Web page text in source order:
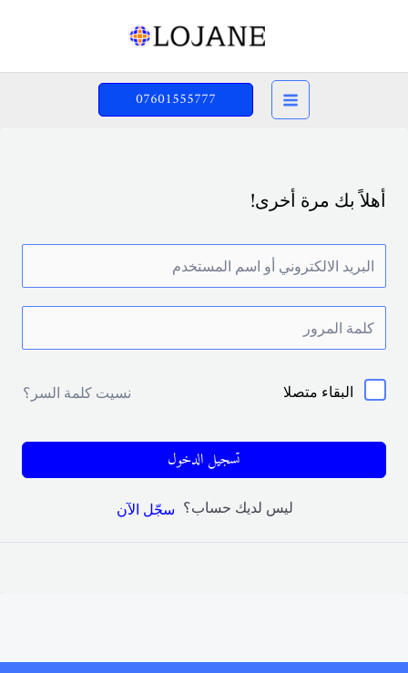
07601555777
أهلاً بك مرة أخرى!
البقاء متصلا نسيت كلمة السر؟
تسجيل الدخول
ليس لديك حساب؟ سجّل الآن